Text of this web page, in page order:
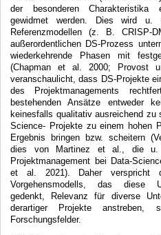
der besonderen Charakteristika
gewidmet werden. Dies wird
Referenzmodellen (z. B. CRISP-
außerordentlichen DS-Prozess
wiederkehrende Phasen mit
(Chapman et al. 2000; Provost
veranschaulicht, dass DS-Projekte
des Projektmanagements
bestehenden Ansätze entweder
keinesfalls qualitativ ausreichend
Science- Projekte zu einem hohen
Ergebnis bringen bzw. scheitern
dies von Martinez et al., die u.
Projektmanagement bei Data-
et al. 2021). Daher verspricht
Vorgehensmodells, das diese
gedenkt, Relevanz für diverse
derartiger Projekte anstreben,
Forschungsfelder.